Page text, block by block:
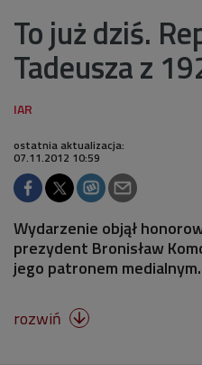
To już dziś.
Tadeusza z
ostatnia aktualizacja:
07.11.2012 10:59
Wydarzenie objął
prezydent Bronisław
jego patronem medialnym.
rozwiń 